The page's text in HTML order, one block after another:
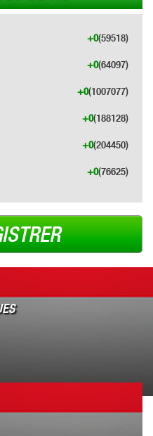
(59518)
+0
(64097)
+0
(1007077)
+0
(188128)
+0
(204450)
+0
(76625)
+0